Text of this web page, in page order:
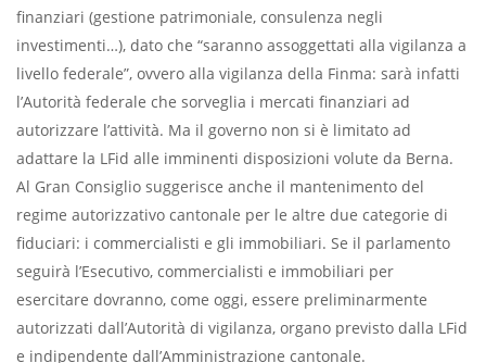
finanziari (gestione patrimoniale, consulenza negli
investimenti…), dato che “saranno assoggettati alla vigilanza a
livello federale”, ovvero alla vigilanza della Finma: sarà infatti
l’Autorità federale che sorveglia i mercati finanziari ad
autorizzare l’attività. Ma il governo non si è limitato ad
adattare la LFid alle imminenti disposizioni volute da Berna.
Al Gran Consiglio suggerisce anche il mantenimento del
regime autorizzativo cantonale per le altre due categorie di
fiduciari: i commercialisti e gli immobiliari. Se il parlamento
seguirà l’Esecutivo, commercialisti e immobiliari per
esercitare dovranno, come oggi, essere preliminarmente
autorizzati dall’Autorità di vigilanza, organo previsto dalla LFid
e indipendente dall’Amministrazione cantonale.